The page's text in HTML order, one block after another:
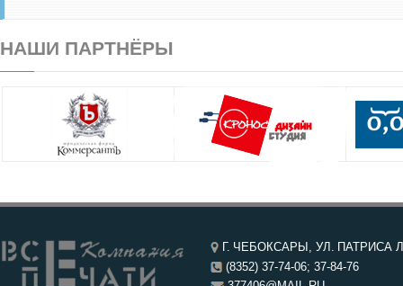
НАШИ ПАРТНЁРЫ
Г. ЧЕБОКСАРЫ, УЛ. ПАТРИСА
(8352) 37-74-06; 37-84-76